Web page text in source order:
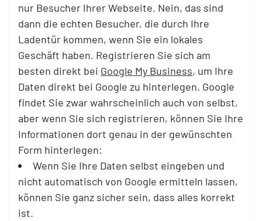
nur Besucher Ihrer Webseite. Nein, das sind
dann die echten Besucher, die durch Ihre
Ladentür kommen, wenn Sie ein lokales
Geschäft haben. Registrieren Sie sich am
besten direkt bei Google My Business, um Ihre
Daten direkt bei Google zu hinterlegen. Google
findet Sie zwar wahrscheinlich auch von selbst,
aber wenn Sie sich registrieren, können Sie Ihre
Informationen dort genau in der gewünschten
Form hinterlegen:
Wenn Sie Ihre Daten selbst eingeben und
nicht automatisch von Google ermitteln lassen,
können Sie ganz sicher sein, dass alles korrekt
ist.